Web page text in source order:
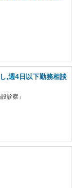
,週4日以下勤務相談
診察」